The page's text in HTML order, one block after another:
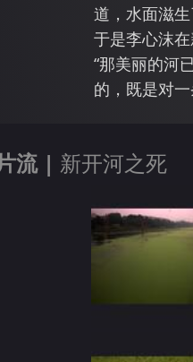
道，水面滋
于是李心沫
“那美丽的河
的，既是对
流 | 新开河之死